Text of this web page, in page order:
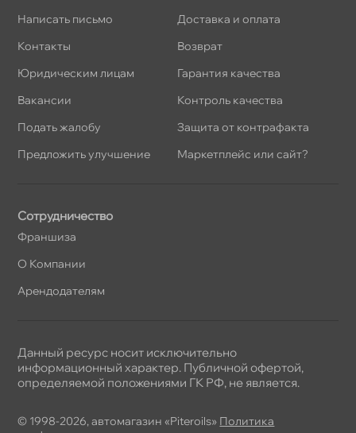
Написать письмо
Контакты
Юридическим лицам
акансии
Подать жалобу
Предложить улучшение
Доставка и оплата
озврат
Гарантия качества
Контроль качества
Защита от контрафакта
Маркетплейс или сайт?
Сотрудничество
Франшиза
О Компании
Арендодателям
© 1998-2026, автомагазин «Piteroils» Политика
Данный ресурс носит исключительно
информационный характер. Публичной офертой,
определяемой положениями ГК РФ, не является.